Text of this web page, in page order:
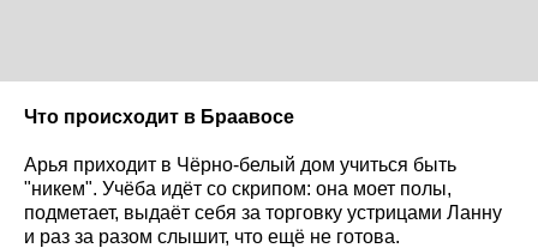
Что происходит в Браавосе
Арья приходит в Чёрно-белый дом учиться быть
"никем". Учёба идёт со скрипом: она моет полы,
подметает, выдаёт себя за торговку устрицами Ланну
и раз за разом слышит, что ещё не готова.